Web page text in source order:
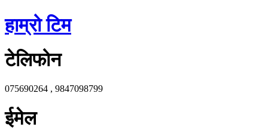
हाम्रो टिम
टेलिफोन
075690264 , 9847098799
ईमेल